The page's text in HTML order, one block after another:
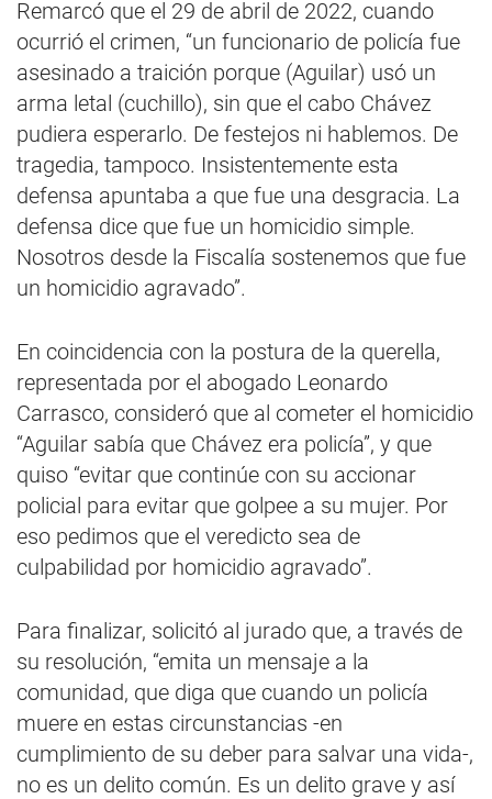
Remarcó que el 29 de abril de 2022, cuando
ocurrió el crimen, “un funcionario de policía fue
asesinado a traición porque (Aguilar) usó un
arma letal (cuchillo), sin que el cabo Chávez
pudiera esperarlo. De festejos ni hablemos. De
tragedia, tampoco. Insistentemente esta
defensa apuntaba a que fue una desgracia. La
defensa dice que fue un homicidio simple.
Nosotros desde la Fiscalía sostenemos que fue
un homicidio agravado”.
En coincidencia con la postura de la querella,
representada por el abogado Leonardo
Carrasco, consideró que al cometer el homicidio
“Aguilar sabía que Chávez era policía”, y que
quiso “evitar que continúe con su accionar
policial para evitar que golpee a su mujer. Por
eso pedimos que el veredicto sea de
culpabilidad por homicidio agravado”.
Para finalizar, solicitó al jurado que, a través de
su resolución, “emita un mensaje a la
comunidad, que diga que cuando un policía
muere en estas circunstancias -en
cumplimiento de su deber para salvar una vida-,
no es un delito común. Es un delito grave y así